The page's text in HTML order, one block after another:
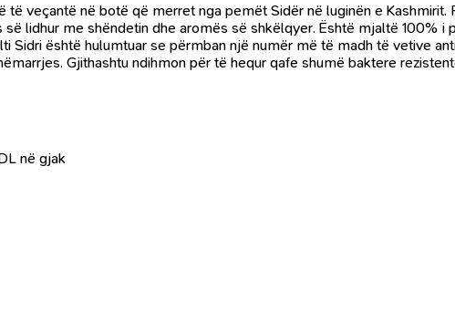
të veçantë në botë që merret nga pemët Sidër në luginën e
lidhur me shëndetin dhe aromës së shkëlqyer. Është mjaltë 100%
Sidri është hulumtuar se përmban një numër më të madh të vetive
Gjithashtu ndihmon për të hequr qafe shumë baktere
në gjak